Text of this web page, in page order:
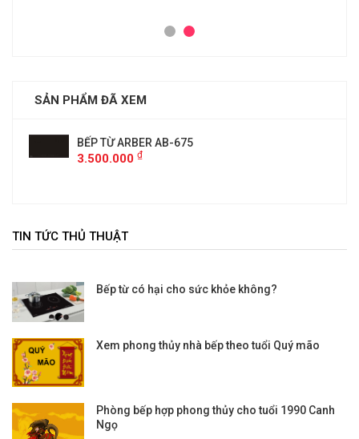
SẢN PHẨM ĐÃ XEM
BẾP TỪ ARBER AB-675
3.500.000 ₫
TIN TỨC THỦ THUẬT
Bếp từ có hại cho sức khỏe không?
Xem phong thủy nhà bếp theo tuổi Quý mão
Phòng bếp hợp phong thủy cho tuổi 1990 Canh
Ngọ